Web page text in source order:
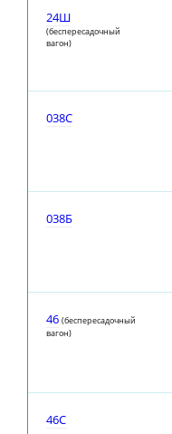
24Ш
(беспересадочный
вагон)
038С
038Б
46 (беспересадочный
вагон)
46С